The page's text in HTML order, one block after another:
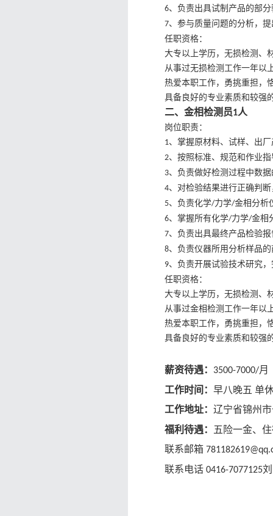
6、负责出具试制产品的部
7、参与质量问题的分析，
任职资格：
大专以上学历，无损检测、
从事过无损检测工作一年以
热爱本职工作，勇挑重担，
具备良好的专业素质和较强
二、金相检测员1人
岗位职责：
1、掌握原材料、试样、出
2、按照标准、规范和作业
3、负责做好检测过程中数
4、对检验结果进行正确判
5、负责化学/力学/金相分析
6、掌握所有化学/力学/金相
7、负责出具最终产品检验
8、负责仪器所用分析样品
9、负责开展试验技术研究
任职资格：
大专以上学历，无损检测、
从事过金相检测工作一年以
热爱本职工作，勇挑重担，
具备良好的专业素质和较强
薪资待遇： 3500-7000/月
工作时间： 早八晚五 单
工作地址： 辽宁省锦州
福利待遇：
五险一金、
联系邮箱
联系电话 0416-7077125